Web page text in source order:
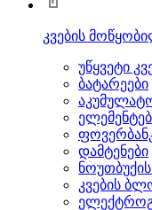
კვების
უწყვეტი
ბატარეები
დამტენები
კვების